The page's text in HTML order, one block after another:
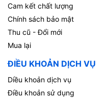
Cam kết chất lượng
Chính sách bảo mật
Thu cũ - Đổi mới
Mua lại
ĐIỀU KHOẢN DỊCH VỤ
Diều khoản dịch vụ
Điều khoản sử dụng